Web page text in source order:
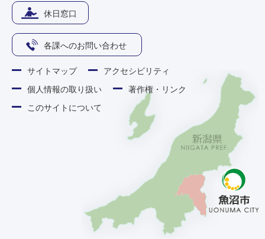
休日窓口
各課へのお問い合わせ
サイトマップ
アクセシビリティ
個人情報の取り扱い
著作権・リンク
このサイトについて